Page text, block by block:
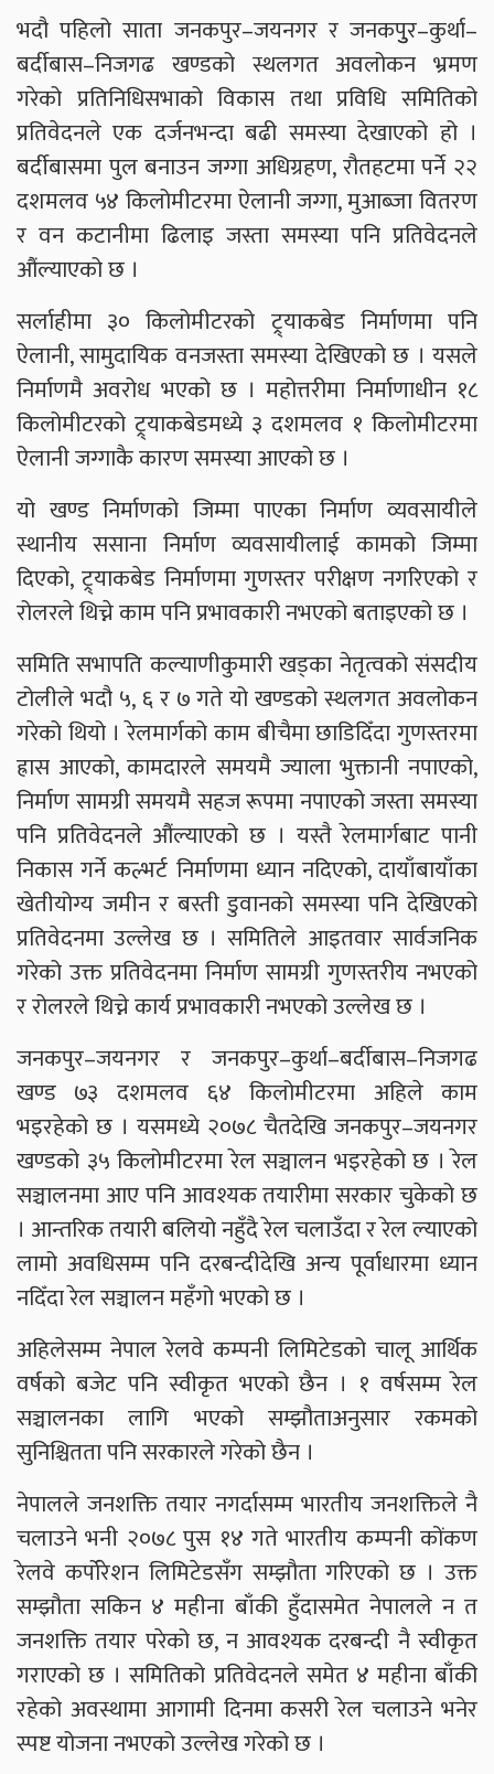
भदौ पहिलो साता जनकपुर–जयनगर र जनकपुुर–कुर्था–
बर्दीबास–निजगढ खण्डको स्थलगत अवलोकन भ्रमण
गरेको प्रतिनिधिसभाको विकास तथा प्रविधि समितिको
प्रतिवेदनले एक दर्जनभन्दा बढी समस्या देखाएको हो ।
बर्दीबासमा पुल बनाउन जग्गा अधिग्रहण, रौतहटमा पर्ने २२
दशमलव ५४ किलोमीटरमा ऐलानी जग्गा, मुआब्जा वितरण
र वन कटानीमा ढिलाइ जस्ता समस्या पनि प्रतिवेदनले
औंल्याएको छ ।
सर्लाहीमा ३० किलोमीटरको ट्र्याकबेड निर्माणमा पनि
ऐलानी, सामुदायिक वनजस्ता समस्या देखिएको छ । यसले
निर्माणमै अवरोध भएको छ । महोत्तरीमा निर्माणाधीन १८
किलोमीटरको ट्र्याकबेडमध्ये ३ दशमलव १ किलोमीटरमा
ऐलानी जग्गाकै कारण समस्या आएको छ ।
यो खण्ड निर्माणको जिम्मा पाएका निर्माण व्यवसायीले
स्थानीय ससाना निर्माण व्यवसायीलाई कामको जिम्मा
दिएको, ट्र्याकबेड निर्माणमा गुणस्तर परीक्षण नगरिएको र
रोलरले थिच्ने काम पनि प्रभावकारी नभएको बताइएको छ ।
समिति सभापति कल्याणीकुमारी खड्का नेतृत्वको संसदीय
टोलीले भदौ ५, ६ र ७ गते यो खण्डको स्थलगत अवलोकन
गरेको थियो । रेलमार्गको काम बीचैमा छाडिदिँदा गुणस्तरमा
ह्रास आएको, कामदारले समयमै ज्याला भुक्तानी नपाएको,
निर्माण सामग्री समयमै सहज रूपमा नपाएको जस्ता समस्या
पनि प्रतिवेदनले औंल्याएको छ । यस्तै रेलमार्गबाट पानी
निकास गर्ने कल्भर्ट निर्माणमा ध्यान नदिएको, दायाँबायाँका
खेतीयोग्य जमीन र बस्ती डुवानको समस्या पनि देखिएको
प्रतिवेदनमा उल्लेख छ । समितिले आइतवार सार्वजनिक
गरेको उक्त प्रतिवेदनमा निर्माण सामग्री गुणस्तरीय नभएको
र रोलरले थिच्ने कार्य प्रभावकारी नभएको उल्लेख छ ।
जनकपुर–जयनगर र जनकपुर–कुर्था–बर्दीबास–निजगढ
खण्ड ७३ दशमलव ६४ किलोमीटरमा अहिले काम
भइरहेको छ । यसमध्ये २०७८ चैतदेखि जनकपुर–जयनगर
खण्डको ३५ किलोमीटरमा रेल सञ्चालन भइरहेको छ । रेल
सञ्चालनमा आए पनि आवश्यक तयारीमा सरकार चुकेको छ
। आन्तरिक तयारी बलियो नहुँदै रेल चलाउँदा र रेल ल्याएको
लामो अवधिसम्म पनि दरबन्दीदेखि अन्य पूर्वाधारमा ध्यान
नदिँदा रेल सञ्चालन महँगो भएको छ ।
अहिलेसम्म नेपाल रेलवे कम्पनी लिमिटेडको चालू आर्थिक
वर्षको बजेट पनि स्वीकृत भएको छैन । १ वर्षसम्म रेल
सञ्चालनका लागि भएको सम्झौताअनुसार रकमको
सुनिश्चितता पनि सरकारले गरेको छैन ।
नेपालले जनशक्ति तयार नगर्दासम्म भारतीय जनशक्तिले नै
चलाउने भनी २०७८ पुस १४ गते भारतीय कम्पनी कोंकण
रेलवे कर्पोरेशन लिमिटेडसँग सम्झौता गरिएको छ । उक्त
सम्झौता सकिन ४ महीना बाँकी हुँदासमेत नेपालले न त
जनशक्ति तयार परेको छ, न आवश्यक दरबन्दी नै स्वीकृत
गराएको छ । समितिको प्रतिवेदनले समेत ४ महीना बाँकी
रहेको अवस्थामा आगामी दिनमा कसरी रेल चलाउने भनेर
स्पष्ट योजना नभएको उल्लेख गरेको छ ।